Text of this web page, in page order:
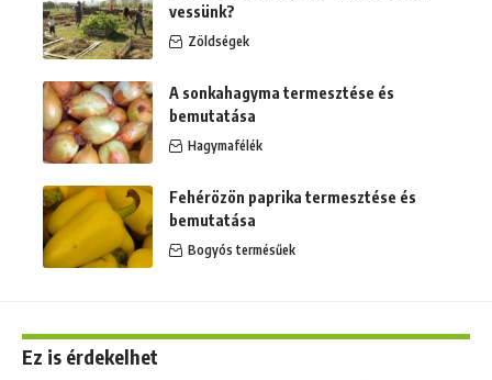
vessünk?
Zöldségek
A sonkahagyma termesztése és
bemutatása
Hagymafélék
Fehérözön paprika termesztése és
bemutatása
Bogyós termésűek
Ez is érdekelhet